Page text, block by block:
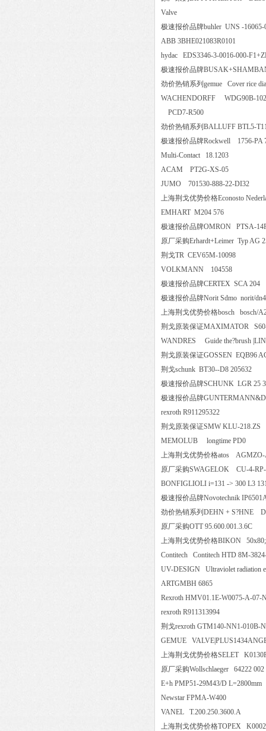
Valve
极速报价品牌buhler UNS -
ABB 3BHE021083R0101
hydac EDS3346-3-0016-000-
极速报价品牌
劲价热销系列gemue Cover rice
WACHENDORFF WDG90B-
PCD7-R500
劲价热销系列BALLUFF
极速报价品牌Rockwell
Multi-Contact 18.1203
ACAM PT2G-XS-05
JUMO 701530-888-22-DI32
上海荆戈优势价格Econosto
EMHART M204 576
极速报价品牌OMRON
原厂采购Erhardt+Leimer Typ
荆戈TR CEV65M-10098
VOLKMANN 104558
极速报价品牌CERTEX SCA
极速报价品牌Norit Sdmo norit/
上海荆戈优势价格bosch
荆戈原装保证MAXIMATOR
WANDRES Guide the?brush
荆戈原装保证GOSSEN
荆戈schunk BT30--D8 205632
极速报价品牌SCHUNK LGR
极速报价品牌
rexroth R911295322
荆戈原装保证SMW KLU-
MEMOLUB longtime PD0
上海荆戈优势价格atos
原厂采购SWAGELOK CU-
BONFIGLIOLI i=131 -> 300
极速报价品牌Novotechnik
劲价热销系列DEHN +
原厂采购OTT 95.600.001.3.6C
上海荆戈优势价格BIKON
Contitech Contitech HTD 8M-
UV-DESIGN Ultraviolet
ARTGMBH 6865
Rexroth HMV01.1E-W0075-A-
rexroth R911313994
荆戈rexroth GTM140-NN1-
GEMUE
上海荆戈优势价格SELET
原厂采购Wollschlaeger
E+h PMP51-29M43/D
Newstar FPMA-W400
VANEL T.200.250.3600.A
上海荆戈优势价格TOPEX